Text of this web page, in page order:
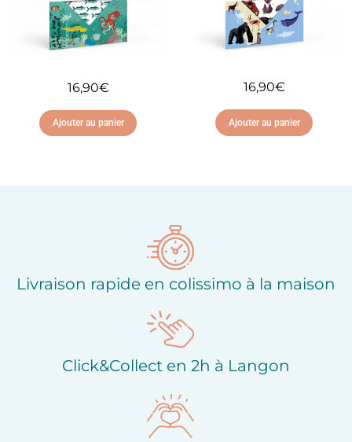
16,90€
Ajouter au panier
16,90€
Ajouter au panier
Livraison rapide en colissimo à la maison
Click&Collect en 2h à Langon